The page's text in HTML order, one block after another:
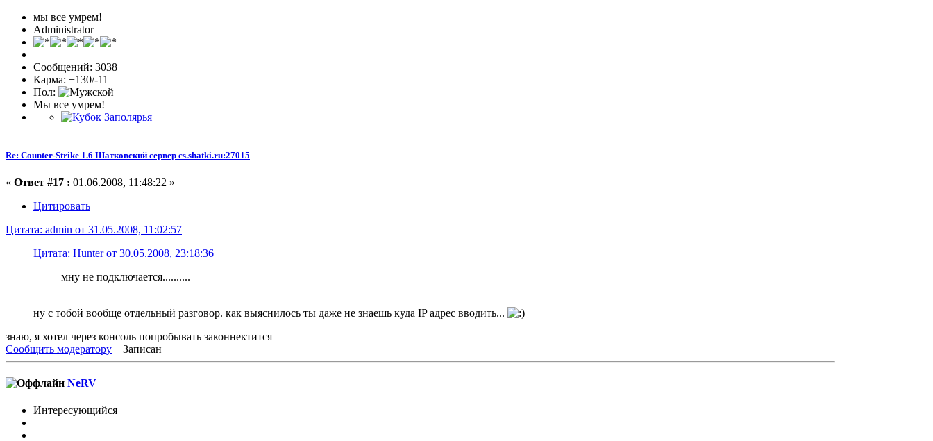
мы все умрем!
Administrator
Сообщений: 3038
Карма: +130/-11
Пол:
Мы все умрем!
Re: Counter-Strike 1.6 Шатковский сервер cs.shatki.ru:27015
« Ответ #17 : 01.06.2008, 11:48:22 »
Цитировать
Цитата: admin от 31.05.2008, 11:02:57
Цитата: Hunter от 30.05.2008, 23:18:36
мну не подключается..........
ну с тобой вообще отдельный разговор. как выяснилось ты даже не знаешь куда IP адрес вводить...
знаю, я хотел через консоль попробывать законнектится
Сообщить модератору
Записан
NeRV
Интересующийся